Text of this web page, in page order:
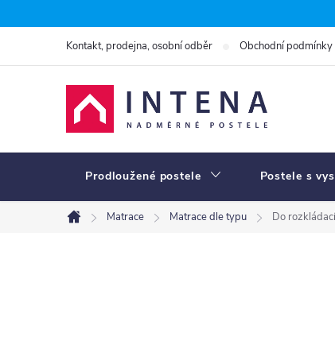
na
Kontakt, prodejna, osobní odběr Obchodní podmínky
Prodloužené postele Postele s
Domů
Matrace Matrace dle typu Do